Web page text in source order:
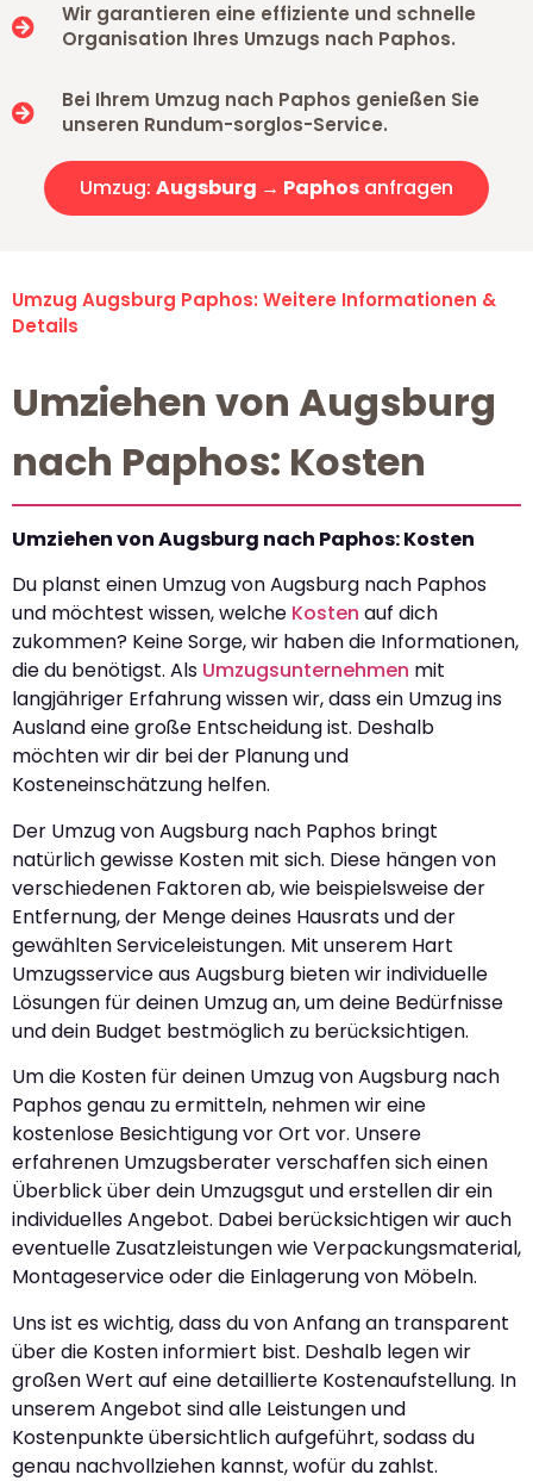
Wir garantieren eine effiziente und schnelle
Organisation Ihres Umzugs nach Paphos.
Bei Ihrem Umzug nach Paphos genießen Sie
unseren Rundum-sorglos-Service.
Umzug: Augsburg → Paphos anfragen
Umzug Augsburg Paphos: Weitere Informationen &
Details
Umziehen von Augsburg
nach Paphos: Kosten
Umziehen von Augsburg nach Paphos: Kosten
Du planst einen Umzug von Augsburg nach Paphos
und möchtest wissen, welche Kosten auf dich
zukommen? Keine Sorge, wir haben die Informationen,
die du benötigst. Als Umzugsunternehmen mit
langjähriger Erfahrung wissen wir, dass ein Umzug ins
Ausland eine große Entscheidung ist. Deshalb
möchten wir dir bei der Planung und
Kosteneinschätzung helfen.
Der Umzug von Augsburg nach Paphos bringt
natürlich gewisse Kosten mit sich. Diese hängen von
verschiedenen Faktoren ab, wie beispielsweise der
Entfernung, der Menge deines Hausrats und der
gewählten Serviceleistungen. Mit unserem Hart
Umzugsservice aus Augsburg bieten wir individuelle
Lösungen für deinen Umzug an, um deine Bedürfnisse
und dein Budget bestmöglich zu berücksichtigen.
Um die Kosten für deinen Umzug von Augsburg nach
Paphos genau zu ermitteln, nehmen wir eine
kostenlose Besichtigung vor Ort vor. Unsere
erfahrenen Umzugsberater verschaffen sich einen
Überblick über dein Umzugsgut und erstellen dir ein
individuelles Angebot. Dabei berücksichtigen wir auch
eventuelle Zusatzleistungen wie Verpackungsmaterial,
Montageservice oder die Einlagerung von Möbeln.
Uns ist es wichtig, dass du von Anfang an transparent
über die Kosten informiert bist. Deshalb legen wir
großen Wert auf eine detaillierte Kostenaufstellung. In
unserem Angebot sind alle Leistungen und
Kostenpunkte übersichtlich aufgeführt, sodass du
genau nachvollziehen kannst, wofür du zahlst.